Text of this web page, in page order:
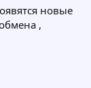
новые
,